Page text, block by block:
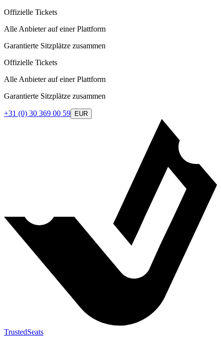
Offizielle Tickets
Alle Anbieter auf einer Plattform
Garantierte Sitzplätze zusammen
Offizielle Tickets
Alle Anbieter auf einer Plattform
Garantierte Sitzplätze zusammen
+31 (0) 30 369 00 59 EUR
TrustedSeats